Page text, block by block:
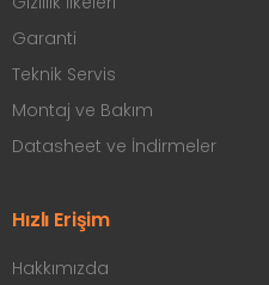
Garanti
Teknik Servis
Montaj ve Bakım
Datasheet ve İndirmeler
Hızlı Erişim
Hakkımızda